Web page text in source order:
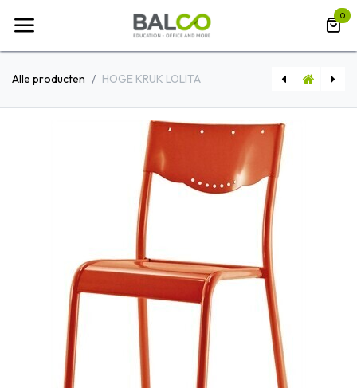
0
Alle producten HOGE KRUK LOLITA